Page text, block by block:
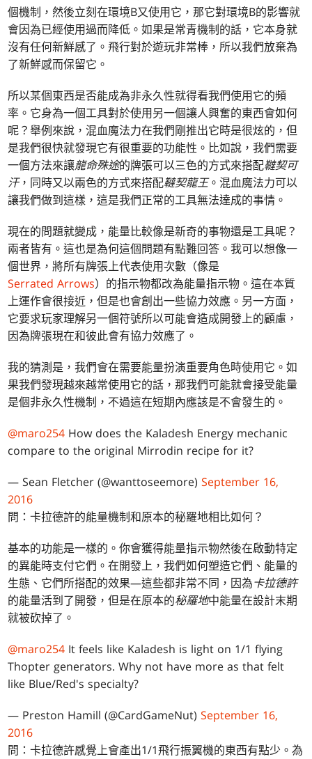
個機制，然後立刻在環境B又使用它，那它對環境B的影響就
會因為已經使用過而降低。如果是常青機制的話，它本身就
沒有任何新鮮感了。飛行對於遊玩非常棒，所以我們放棄為
了新鮮感而保留它。
所以某個東西是否能成為非永久性就得看我們使用它的頻
率。它身為一個工具對於使用另一個讓人興奮的東西會如何
呢？舉例來說，混血魔法力在我們剛推出它時是很炫的，但
是我們很快就發現它有很重要的功能性。比如說，我們需要
一個方法來讓龍命殊途的牌張可以三色的方式來搭配韃契可
汗，同時又以兩色的方式來搭配韃契龍王。混血魔法力可以
讓我們做到這樣，這是我們正常的工具無法達成的事情。
現在的問題就變成，能量比較像是新奇的事物還是工具呢？
兩者皆有。這也是為何這個問題有點難回答。我可以想像一
個世界，將所有牌張上代表使用次數（像是
Serrated Arrows）的指示物都改為能量指示物。這在本質
上運作會很接近，但是也會創出一些協力效應。另一方面，
它要求玩家理解另一個符號所以可能會造成開發上的顧慮，
因為牌張現在和彼此會有協力效應了。
我的猜測是，我們會在需要能量扮演重要角色時使用它。如
果我們發現越來越常使用它的話，那我們可能就會接受能量
是個非永久性機制，不過這在短期內應該是不會發生的。
@maro254 How does the Kaladesh Energy mechanic
compare to the original Mirrodin recipe for it?
— Sean Fletcher (@wanttoseemore)September 16,
2016
問：卡拉德許的能量機制和原本的秘羅地相比如何？
基本的功能是一樣的。你會獲得能量指示物然後在啟動特定
的異能時支付它們。在開發上，我們如何塑造它們、能量的
生態、它們所搭配的效果—這些都非常不同，因為卡拉德許
的能量活到了開發，但是在原本的秘羅地中能量在設計末期
就被砍掉了。
@maro254 It feels like Kaladesh is light on 1/1 flying
Thopter generators. Why not have more as that felt
like Blue/Red's specialty?
— Preston Hamill (@CardGameNut)September 16,
2016
問：卡拉德許感覺上會產出1/1飛行振翼機的東西有點少。為